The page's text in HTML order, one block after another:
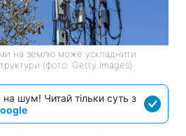
на землю може ускладнити
(фото: Getty Images)
шум! Читай тільки суть з